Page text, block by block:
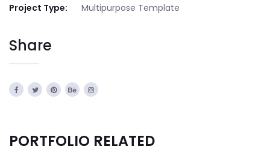
Project Type:
Multipurpose Template
Share
PORTFOLIO RELATED